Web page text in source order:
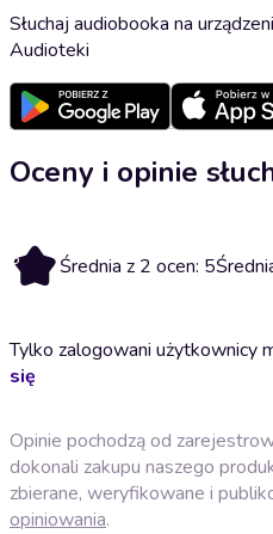
Słuchaj audiobooka na
Audioteki
Oceny i opinie
5 Średnia z 2 ocen: 5
Tylko zalogowani użytkownicy
się
Opinie pochodzą od
dokonali zakupu naszego
zbierane, weryfikowane i
opiniowania.